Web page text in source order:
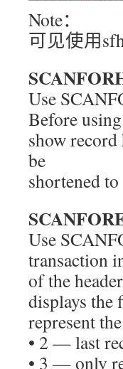
Note：
可见使用
Use
Before
show
be
shortened
Use
transaction
of the
displays the
represent
• 2 — last
• 3 — only